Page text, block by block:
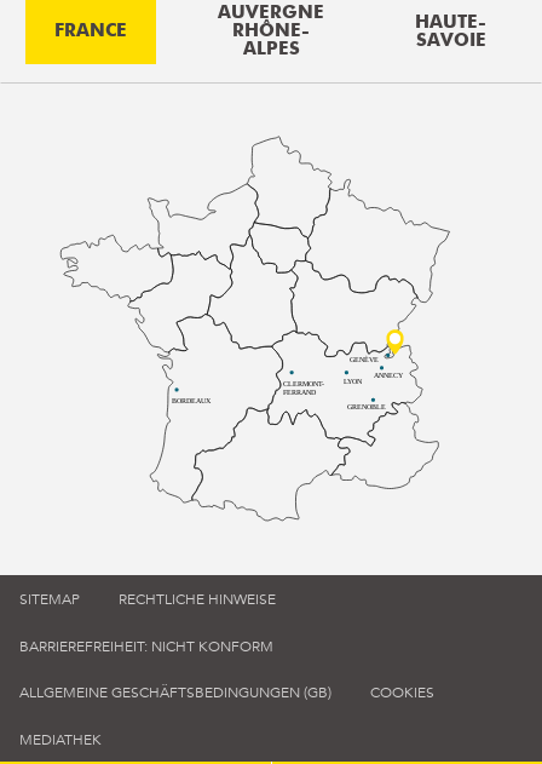
FRANCE
AUVERGNE
RHÔNE-
ALPES
HAUTE-
SAVOIE
BORDEAUX
CLERMONT-
FERRAND
LYON
ANNECY
GRENOBLE
GENÈVE
SITEMAP RECHTLICHE HINWEISE
BARRIEREFREIHEIT: NICHT KONFORM
ALLGEMEINE GESCHÄFTSBEDINGUNGEN (GB) COOKIES
MEDIATHEK